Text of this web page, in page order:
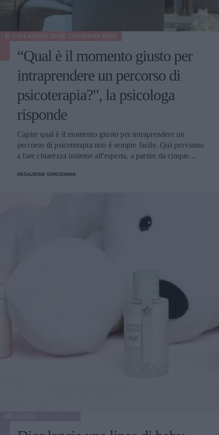
“Qual è il momento giusto per
intraprendere un percorso di
psicoterapia?", la psicologa
risponde
Capire qual è il momento giusto per intraprendere un
percorso di psicoterapia non è sempre facile. Qui proviamo
a fare chiarezza insieme all'esperta, a partire da cinque
IN COLLABORAZIONE CON MAMA MIND
REDAZIONE DIREDONNA